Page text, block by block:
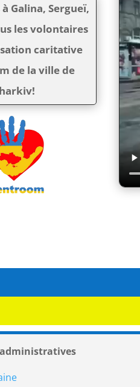
Galina, Sergueï,
les volontaires
caritative
de la ville de